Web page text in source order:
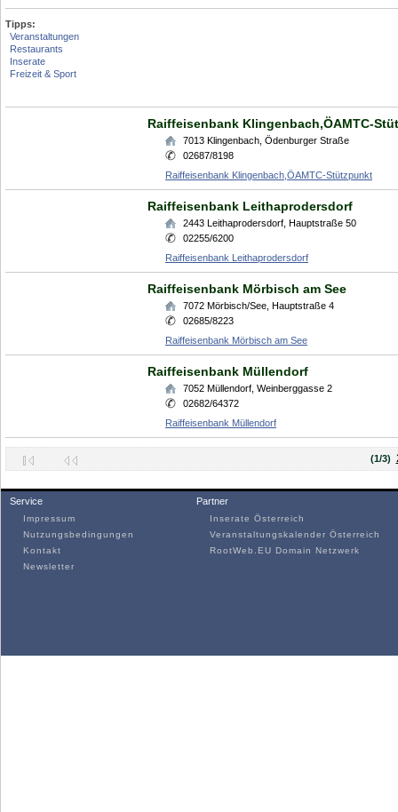
Tipps:
Veranstaltungen
Restaurants
Inserate
Freizeit & Sport
Raiffeisenbank Klingenbach,ÖAMTC-
7013 Klingenbach Ödenburger Straße
02687/8198
Raiffeisenbank Klingenbach,ÖAMTC-Stützpunkt
Raiffeisenbank Leithaprodersdorf
2443 Leithaprodersdorf Hauptstraße 50
02255/6200
Raiffeisenbank Leithaprodersdorf
Raiffeisenbank Mörbisch am See
7072 Mörbisch/See Hauptstraße 4
02685/8223
Raiffeisenbank Mörbisch am See
Raiffeisenbank Müllendorf
7052 Müllendorf Weinberggasse 2
02682/64372
Raiffeisenbank Müllendorf
(1/3)
Service
Impressum
Nutzungsbedingungen
Kontakt
Newsletter
Partner
Inserate Österreich
Veranstaltungskalender Österreich
RootWeb.EU Domain Netzwerk